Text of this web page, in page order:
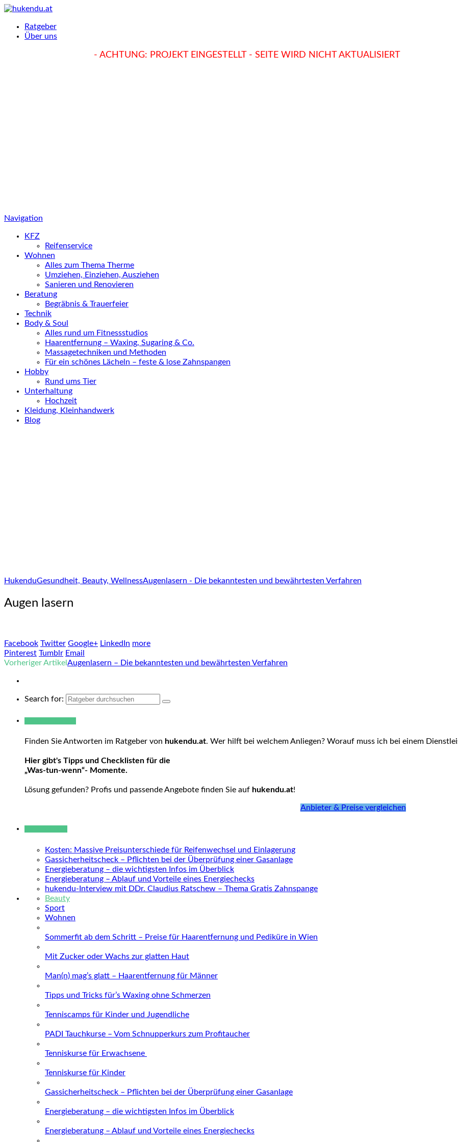
Ratgeber
Über uns
- ACHTUNG: PROJEKT EINGESTELLT - SEITE WIRD NICHT AKTUALISIERT
Navigation
KFZ
Reifenservice
Wohnen
Alles zum Thema Therme
Umziehen, Einziehen, Ausziehen
Sanieren und Renovieren
Beratung
Begräbnis & Trauerfeier
Technik
Body & Soul
Alles rund um Fitnessstudios
Haarentfernung – Waxing, Sugaring & Co.
Massagetechniken und Methoden
Für ein schönes Lächeln – feste & lose Zahnspangen
Hobby
Rund ums Tier
Unterhaltung
Hochzeit
Kleidung, Kleinhandwerk
Blog
HukenduGesundheit, Beauty, WellnessAugenlasern - Die bekanntesten und bewährtesten Verfahren
Augen lasern
Facebook Twitter Google+ LinkedIn more
Pinterest Tumblr Email
Vorheriger Artikel Augenlasern – Die bekanntesten und bewährtesten Verfahren
Search for:
Finden Sie Antworten im Ratgeber von hukendu.at. Wer hilft bei welchem Anliegen? Worauf muss ich bei einem
Hier gibt's Tipps und Checklisten für die
„Was-tun-wenn“- Momente.
Lösung gefunden? Profis und passende Angebote finden Sie auf hukendu.at!
Anbieter & Preise vergleichen
Kosten: Massive Preisunterschiede für Reifenwechsel und Einlagerung
Gassicherheitscheck – Pflichten bei der Überprüfung einer Gasanlage
Energieberatung – die wichtigsten Infos im Überblick
Energieberatung – Ablauf und Vorteile eines Energiechecks
hukendu-Interview mit DDr. Claudius Ratschew – Thema Gratis Zahnspange
Beauty
Sport
Wohnen
Sommerfit ab dem Schritt – Preise für Haarentfernung und Pediküre in Wien
Mit Zucker oder Wachs zur glatten Haut
Man(n) mag’s glatt – Haarentfernung für Männer
Tipps und Tricks für’s Waxing ohne Schmerzen
Tenniscamps für Kinder und Jugendliche
PADI Tauchkurse – Vom Schnupperkurs zum Profitaucher
Tenniskurse für Erwachsene
Tenniskurse für Kinder
Gassicherheitscheck – Pflichten bei der Überprüfung einer Gasanlage
Energieberatung – die wichtigsten Infos im Überblick
Energieberatung – Ablauf und Vorteile eines Energiechecks